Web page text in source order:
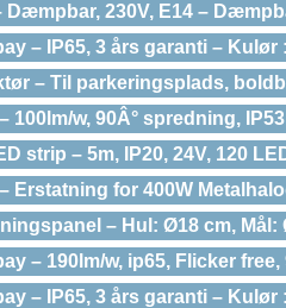
Dæmpbar, 230V, E14 –
– IP65, 3 års garanti – Kulør
– Til parkeringsplads,
100lm/w, 90Â° spredning,
strip – 5m, IP20, 24V, 120
Erstatning for 400W
– Hul: Ø18 cm,
– 190lm/w, ip65, Flicker
– IP65, 3 års garanti – Kulør